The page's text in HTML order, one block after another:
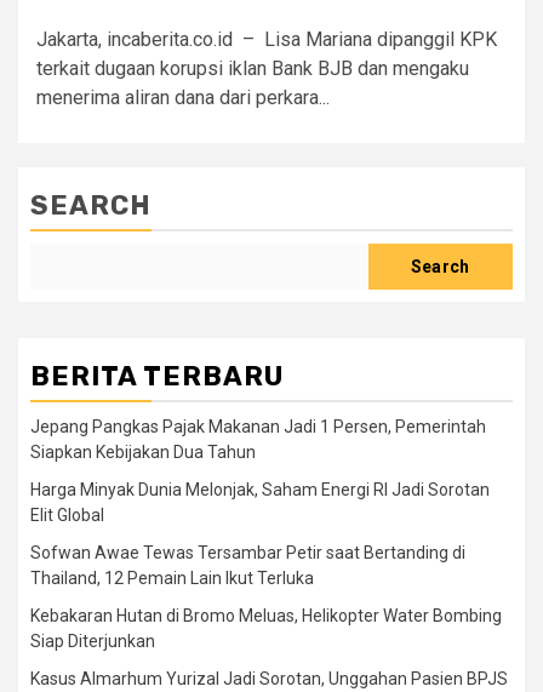
Jakarta, incaberita.co.id – Lisa Mariana dipanggil KPK
terkait dugaan korupsi iklan Bank BJB dan mengaku
menerima aliran dana dari perkara...
SEARCH
Search
BERITA TERBARU
Jepang Pangkas Pajak Makanan Jadi 1 Persen, Pemerintah
Siapkan Kebijakan Dua Tahun
Harga Minyak Dunia Melonjak, Saham Energi RI Jadi Sorotan
Elit Global
Sofwan Awae Tewas Tersambar Petir saat Bertanding di
Thailand, 12 Pemain Lain Ikut Terluka
Kebakaran Hutan di Bromo Meluas, Helikopter Water Bombing
Siap Diterjunkan
Kasus Almarhum Yurizal Jadi Sorotan, Unggahan Pasien BPJS